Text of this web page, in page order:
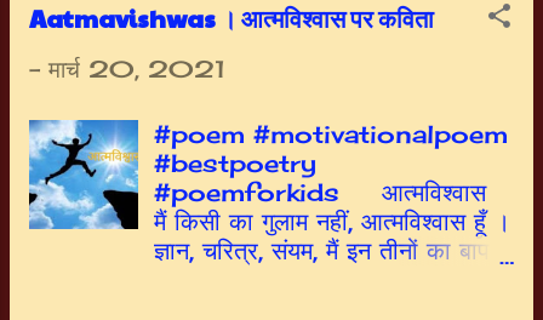
Aatmavishwas । आत्मविश्वास पर कविता
- मार्च 20, 2021
#poem #motivationalpoem
#bestpoetry
#poemforkids आत्मविश्वास
मैं किसी का गुलाम नहीं, आत्मविश्वास हूँ ।
ज्ञान, चरित्र, संयम, मैं इन तीनों का बाप